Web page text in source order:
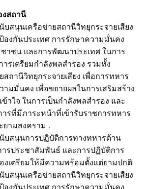
สถานี
บสนุนเครือข่ายสถานีวิทยุกระจายเสียง
องกันประเทศ การรักษาความมั่นคง
าชน และการพัฒนาประเทศ ในการ
ารเตรียมกำลังพลสำรอง รวมทั้ง
ถานีวิทยุกระจายเสียง เพื่อการทหาร
มมั่นคง เพื่อขยายผลในการเสริมสร้าง
าใจ ในการเป็นกำลังพลสำรอง และ
รที่มีภาระหน้าที่เข้ารับราชการทหาร
ามสงคราม .
บสนุนการปฏิบัติการทางทหารด้าน
รประชาสัมพันธ์ และการปฏิบัติการ
งเตรียมให้มีความพร้อมตั้งแต่ยามปกติ
บสนุนเครือข่ายสถานีวิทยุกระจายเสียง